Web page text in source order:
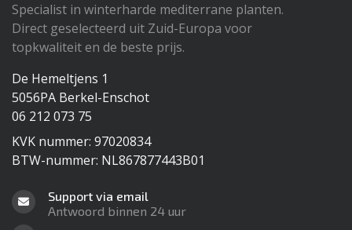
Specialist in winterharde mediterrane planten.
Direct geselecteerd uit Zuid-Europa voor
topkwaliteit en de beste prijs.
De Hemeltjens 1
5056PA Berkel-Enschot
06 212 073 75
KVK nummer: 97020834
BTW-nummer: NL867877443B01
Support via email
Antwoord binnen 24 uur